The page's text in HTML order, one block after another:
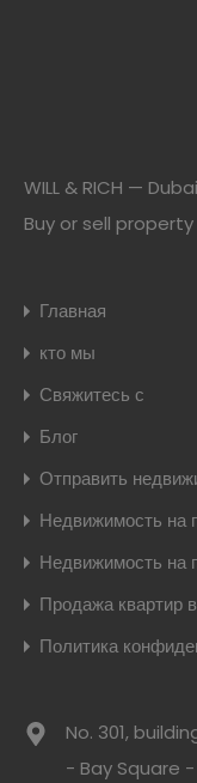
WILL & RICH —
Buy or sell
Главная
кто мы
Свяжитесь с
Блог
Отправить
Недвижимость
Недвижимость на
Продажа квартир
Политика
No. 301,
- Bay Square